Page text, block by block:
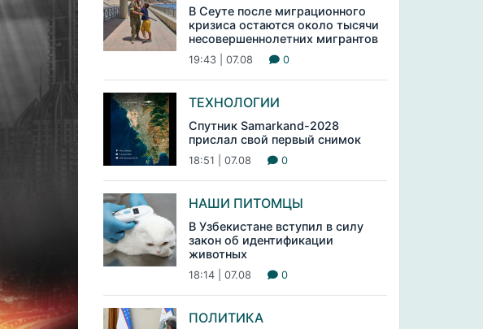
В Сеуте после миграционного
кризиса остаются около тысячи
несовершеннолетних мигрантов
19:43 | 07.08 0
ТЕХНОЛОГИИ
Спутник Samarkand-2028
прислал свой первый снимок
18:51 | 07.08 0
НАШИ ПИТОМЦЫ
В Узбекистане вступил в силу
закон об идентификации
животных
18:14 | 07.08 0
ПОЛИТИКА